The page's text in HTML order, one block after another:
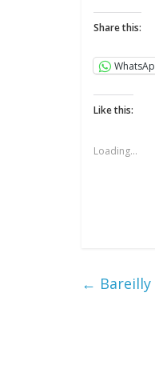
Share this:
Like this:
Loading...
← Bareilly